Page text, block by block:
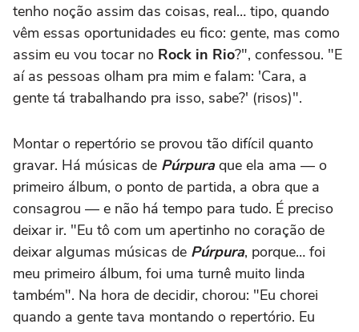
tenho noção assim das coisas, real… tipo, quando
vêm essas oportunidades eu fico: gente, mas como
assim eu vou tocar no Rock in Rio?", confessou. "E
aí as pessoas olham pra mim e falam: 'Cara, a
gente tá trabalhando pra isso, sabe?' (risos)".
Montar o repertório se provou tão difícil quanto
gravar. Há músicas de Púrpuraque ela ama — o
primeiro álbum, o ponto de partida, a obra que a
consagrou — e não há tempo para tudo. É preciso
deixar ir. "Eu tô com um apertinho no coração de
deixar algumas músicas de Púrpura, porque… foi
meu primeiro álbum, foi uma turnê muito linda
também". Na hora de decidir, chorou: "Eu chorei
quando a gente tava montando o repertório. Eu